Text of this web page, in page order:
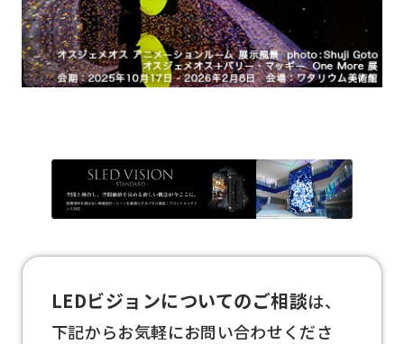
LEDビジョンについてのご相談は、
下記からお気軽にお問い合わせくださ